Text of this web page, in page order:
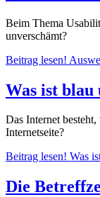
Beim Thema
unverschämt?
Beitrag lesen!
Was ist
Das Internet
Internetseite?
Beitrag lesen! Was
Die